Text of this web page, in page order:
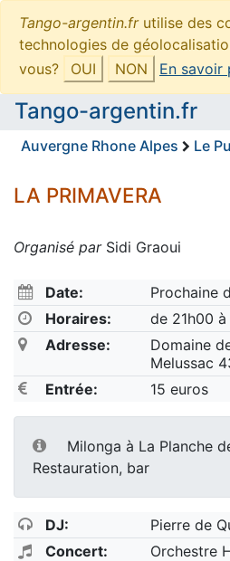
Tango-argentin.frutilise des
technologies de
vous?
OUI NON En savoir
Tango-argentin.fr
Auvergne Rhone Alpes Le
LA PRIMAVERA
Organisé parSidi Graoui
Date:
Prochaine
Horaires:
de 21h00
Adresse:
Domaine
Melussac
Entrée:
15 euros
Milonga à La Planche
Restauration, bar
DJ:
Pierre de
Concert:
Orchestre